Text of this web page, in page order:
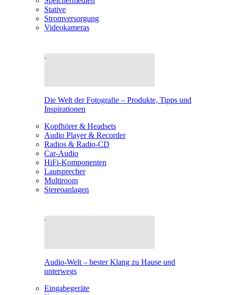
Stative
Stromversorgung
Videokameras
Die Welt der Fotografie – Produkte, Tipps und
Inspirationen
Kopfhörer & Headsets
Audio Player & Recorder
Radios & Radio-CD
Car-Audio
HiFi-Komponenten
Lautsprecher
Multiroom
Stereoanlagen
Audio-Welt – bester Klang zu Hause und
unterwegs
Eingabegeräte